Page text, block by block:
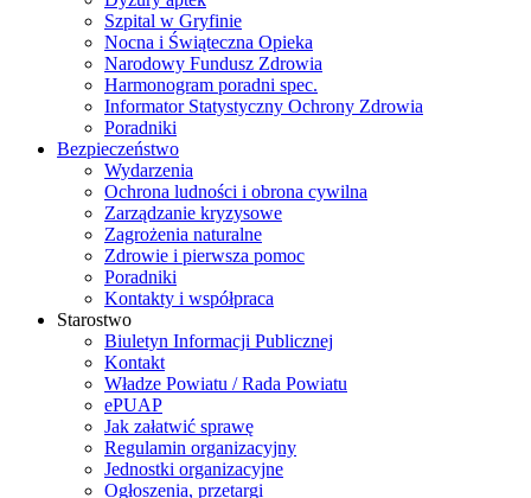
Szpital w Gryfinie
Nocna i Świąteczna Opieka
Narodowy Fundusz Zdrowia
Harmonogram poradni spec.
Informator Statystyczny Ochrony Zdrowia
Poradniki
Bezpieczeństwo
Wydarzenia
Ochrona ludności i obrona cywilna
Zarządzanie kryzysowe
Zagrożenia naturalne
Zdrowie i pierwsza pomoc
Poradniki
Kontakty i współpraca
Starostwo
Biuletyn Informacji Publicznej
Kontakt
Władze Powiatu / Rada Powiatu
ePUAP
Jak załatwić sprawę
Regulamin organizacyjny
Jednostki organizacyjne
Ogłoszenia, przetargi